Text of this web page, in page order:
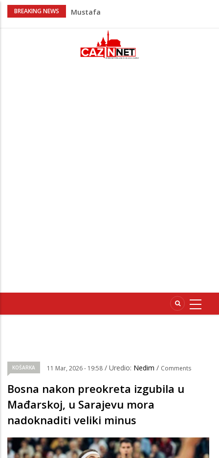
BREAKING NEWS
Horde zla neće u Mostar: Žestoko
Cazin: Spektakularnom završnicom
okončano „Lito moje medeno 2026“
Na Ahiret preselila Musić (Sušić) Hata
KOŠARKA 11 Mar, 2026 - 19:58 / Uredio: Nedim / Comments
Bosna nakon preokreta izgubila u
Mađarskoj, u Sarajevu mora
nadoknaditi veliki minus